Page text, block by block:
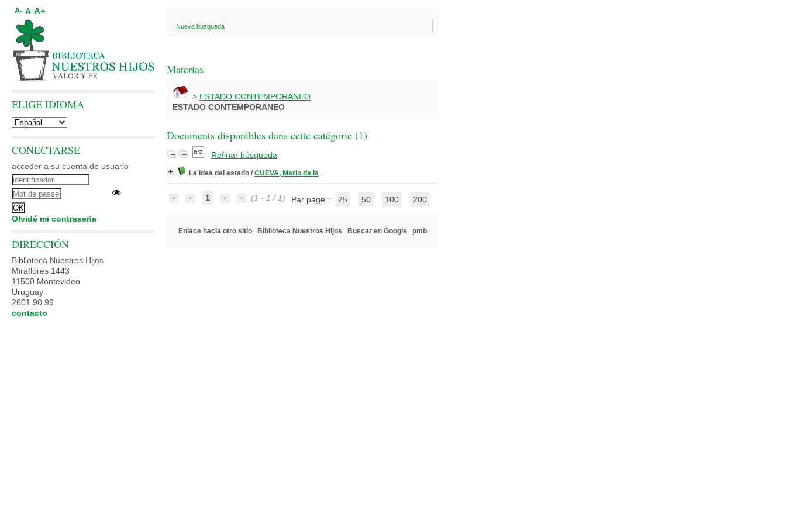
Nueva búsqueda
Materias
> ESTADO CONTEMPORANEO
ESTADO CONTEMPORANEO
Documents disponibles dans cette catégorie (1)
Refinar búsqueda
La idea del estado / CUEVA, Mario de la
1 (1 - 1 / 1) Par page : 25 50 100 200
Enlace hacia otro sitio Biblioteca Nuestros Hijos Buscar en Google pmb
A- A A+
ELIGE IDIOMA
CONECTARSE
acceder a su cuenta de usuario
Olvidé mi contraseña
DIRECCIÓN
Biblioteca Nuestros Hijos
Miraflores 1443
11500 Montevideo
Uruguay
2601 90 99
contacto